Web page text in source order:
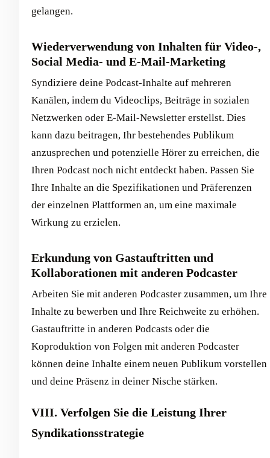
gelangen.
Wiederverwendung von Inhalten für Video-,
Social Media- und E-Mail-Marketing
Syndiziere deine Podcast-Inhalte auf mehreren
Kanälen, indem du Videoclips, Beiträge in sozialen
Netzwerken oder E-Mail-Newsletter erstellst. Dies
kann dazu beitragen, Ihr bestehendes Publikum
anzusprechen und potenzielle Hörer zu erreichen, die
Ihren Podcast noch nicht entdeckt haben. Passen Sie
Ihre Inhalte an die Spezifikationen und Präferenzen
der einzelnen Plattformen an, um eine maximale
Wirkung zu erzielen.
Erkundung von Gastauftritten und
Kollaborationen mit anderen Podcaster
Arbeiten Sie mit anderen Podcaster zusammen, um Ihre
Inhalte zu bewerben und Ihre Reichweite zu erhöhen.
Gastauftritte in anderen Podcasts oder die
Koproduktion von Folgen mit anderen Podcaster
können deine Inhalte einem neuen Publikum vorstellen
und deine Präsenz in deiner Nische stärken.
VIII. Verfolgen Sie die Leistung Ihrer
Syndikationsstrategie